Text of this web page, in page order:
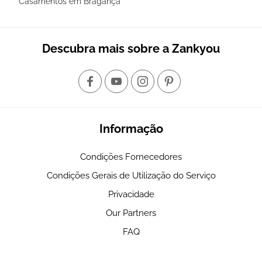
Descubra mais sobre a Zankyou
Informação
Condições Fornecedores
Condições Gerais de Utilização do Serviço
Privacidade
Our Partners
FAQ